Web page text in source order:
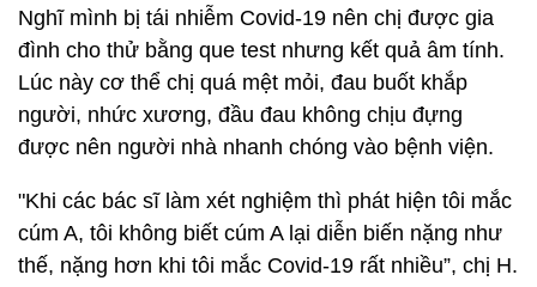
Nghĩ mình bị tái nhiễm Covid-19 nên chị được gia
đình cho thử bằng que test nhưng kết quả âm tính.
Lúc này cơ thể chị quá mệt mỏi, đau buốt khắp
người, nhức xương, đầu đau không chịu đựng
được nên người nhà nhanh chóng vào bệnh viện.
"Khi các bác sĩ làm xét nghiệm thì phát hiện tôi mắc
cúm A, tôi không biết cúm A lại diễn biến nặng như
thế, nặng hơn khi tôi mắc Covid-19 rất nhiều”, chị H.